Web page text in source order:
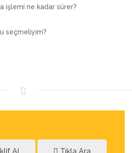
işlemi ne kadar sürer?
seçmeliyim?